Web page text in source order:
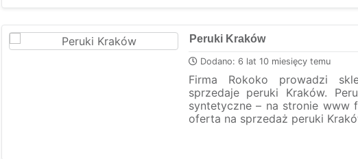
Peruki Kraków
Dodano: 6 lat 10 miesięcy temu
Firma Rokoko prowadzi
sprzedaje peruki Kraków.
syntetyczne – na stronie www
oferta na sprzedaż peruki